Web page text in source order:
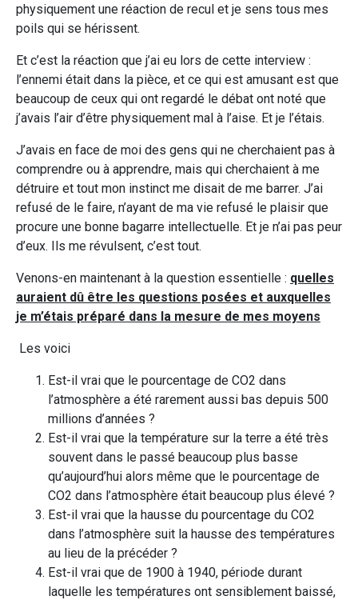
physiquement une réaction de recul et je sens tous mes
poils qui se hérissent.
Et c’est la réaction que j’ai eu lors de cette interview :
l’ennemi était dans la pièce, et ce qui est amusant est que
beaucoup de ceux qui ont regardé le débat ont noté que
j’avais l’air d’être physiquement mal à l’aise. Et je l’étais.
J’avais en face de moi des gens qui ne cherchaient pas à
comprendre ou à apprendre, mais qui cherchaient à me
détruire et tout mon instinct me disait de me barrer. J’ai
refusé de le faire, n’ayant de ma vie refusé le plaisir que
procure une bonne bagarre intellectuelle. Et je n’ai pas peur
d’eux. Ils me révulsent, c’est tout.
Venons-en maintenant à la question essentielle : quelles
auraient dû être les questions posées et auxquelles
je m’étais préparé dans la mesure de mes moyens
Les voici
Est-il vrai que le pourcentage de CO2 dans
l’atmosphère a été rarement aussi bas depuis 500
millions d’années ?
Est-il vrai que la température sur la terre a été très
souvent dans le passé beaucoup plus basse
qu’aujourd’hui alors même que le pourcentage de
CO2 dans l’atmosphère était beaucoup plus élevé ?
Est-il vrai que la hausse du pourcentage du CO2
dans l’atmosphère suit la hausse des températures
au lieu de la précéder ?
Est-il vrai que de 1900 à 1940, période durant
laquelle les températures ont sensiblement baissé,